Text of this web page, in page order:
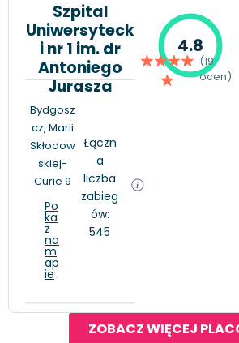
Szpital
Uniwersyteck
i nr 1 im. dr
Antoniego
Jurasza
Bydgosz
cz, Marii
Skłodow
skiej-
Curie 9
Po
ka
ż
na
m
ap
ie
Łączn
a
liczba
zabieg
ów:
545
4.8
(19
ocen)
ZOBACZ WIĘCEJ